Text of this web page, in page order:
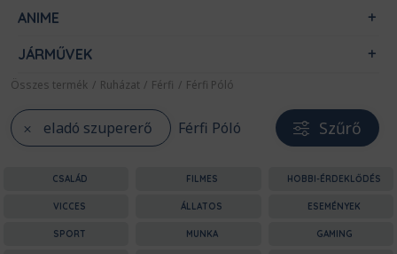
ANIME
JÁRMŰVEK
Összes termék / Ruházat / Férfi / Férfi Póló
eladó szupererő Férfi Póló Szűrő
CSALÁD FILMES HOBBI-ÉRDEKLŐDÉS
VICCES ÁLLATOS ESEMÉNYEK
SPORT MUNKA GAMING